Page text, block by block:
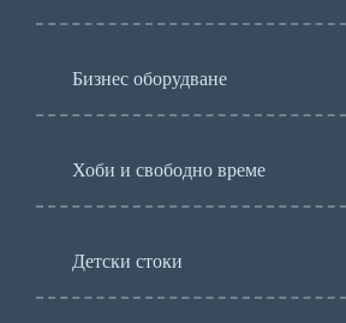
Бизнес оборудване
Хоби и свободно време
Детски стоки